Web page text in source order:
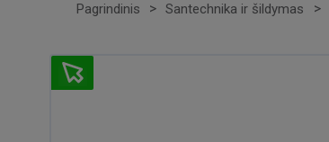
Pagrindinis Santechnika ir šildymas